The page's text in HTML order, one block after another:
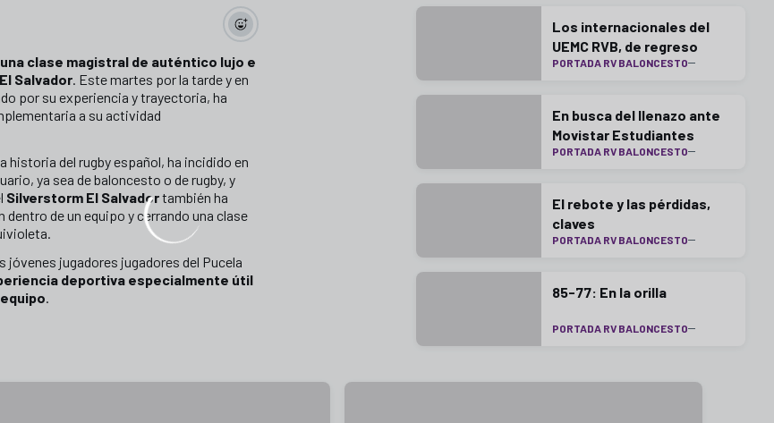
clase magistral de auténtico lujo e
Salvador. Este martes por la tarde y en
por su experiencia y trayectoria, ha
a su actividad
historia del rugby español, ha incidido en
ya sea de baloncesto o de rugby, y
Silverstorm El Salvadortambién ha
de un equipo y cerrando una clase
jóvenes jugadores jugadores del Pucela
deportiva especialmente útil
.
Los internacionales del
UEMC RVB, de regreso
PORTADA RV BALONCESTO
En busca del llenazo ante
Movistar Estudiantes
PORTADA RV BALONCESTO
El rebote y las pérdidas,
claves
PORTADA RV BALONCESTO
85-77: En la orilla
PORTADA RV BALONCESTO